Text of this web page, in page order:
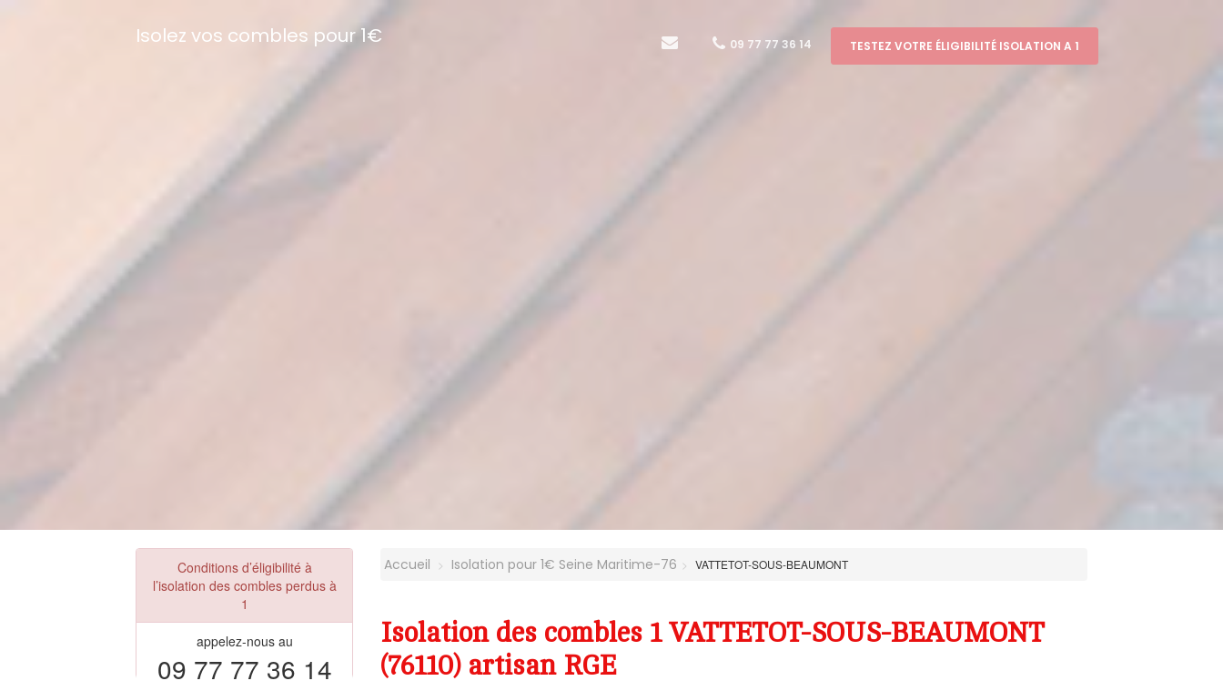
Isolez vos combles pour 1€ 09 77 77 36 14 TESTEZ VOTRE ÉLIGIBILITÉ ISOLATION A 1
Conditions d’éligibilité à
l’isolation des combles perdus à
1
appelez-nous au
09 77 77 36 14
Accueil Isolation pour 1€ Seine Maritime-76 VATTETOT-SOUS-BEAUMONT
Isolation des combles 1 VATTETOT-SOUS-BEAUMONT
(76110) artisan RGE